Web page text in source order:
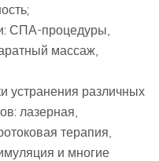
СПА-процедуры,
массаж,
устранения различных
лазерная,
терапия,
и многие